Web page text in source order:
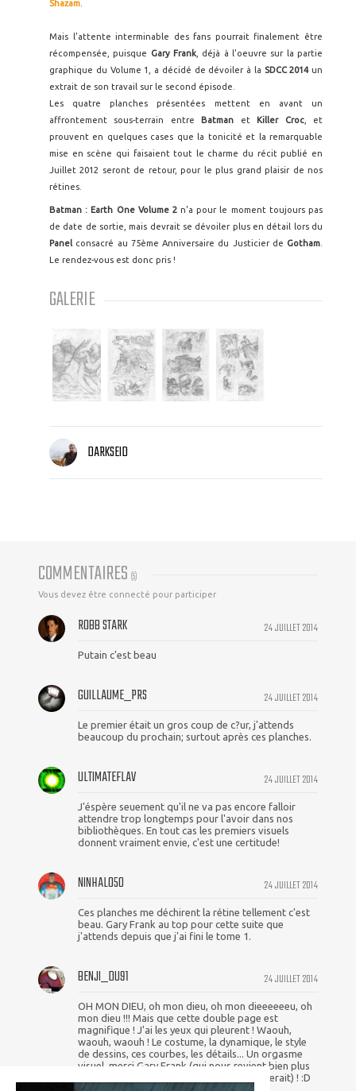
Shazam
Mais l'attente interminable des fans pourrait finalement être
récompensée, puisque Gary Frank , déjà à l'oeuvre sur la partie
graphique du Volume 1, a décidé de dévoiler à la SDCC 2014un
extrait de son travail sur le second épisode.
Les quatre planches présentées mettent en avant un
affrontement sous-terrain entre Batman et Killer Croc, et
prouvent en quelques cases que la tonicité et la remarquable
mise en scène qui faisaient tout le charme du récit publié en
Juillet 2012 seront de retour, pour le plus grand plaisir de nos
rétines.
Batman : Earth One Volume 2n'a pour le moment toujours pas
de date de sortie, mais devrait se dévoiler plus en détail lors du
Panel consacré au 75ème Anniversaire du Justicier de Gotham
Le rendez-vous est donc pris !
GALERIE
DARKSEID
COMMENTAIRES (5)
Vous devez être connecté pour participer
24 JUILLET 2014
ROBB STARK
Putain c'est beau
24 JUILLET 2014
GUILLAUME_PRS
Le premier était un gros coup de c?ur, j'attends
beaucoup du prochain; surtout après ces planches.
24 JUILLET 2014
ULTIMATEFLAV
J'éspère seuement qu'il ne va pas encore falloir
attendre trop longtemps pour l'avoir dans nos
bibliothèques. En tout cas les premiers visuels
donnent vraiment envie, c'est une certitude!
24 JUILLET 2014
NINHALO50
Ces planches me déchirent la rétine tellement c'est
beau. Gary Frank au top pour cette suite que
j'attends depuis que j'ai fini le tome 1.
24 JUILLET 2014
BENJI_DU91
OH MON DIEU, oh mon dieu, oh mon dieeeeeeu, oh
mon dieu !!! Mais que cette double page est
magnifique ! J'ai les yeux qui pleurent ! Waouh,
waouh, waouh ! Le costume, la dynamique, le style
de dessins, ces courbes, les détails... Un orgasme
visuel, merci Gary Frank (qui nous revient bien plus
en forme que ces derniers temps, il semblerait) ! :D